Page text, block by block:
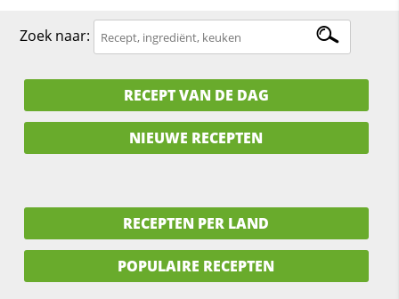
Zoek naar:
RECEPT VAN DE DAG
NIEUWE RECEPTEN
RECEPTEN PER LAND
POPULAIRE RECEPTEN